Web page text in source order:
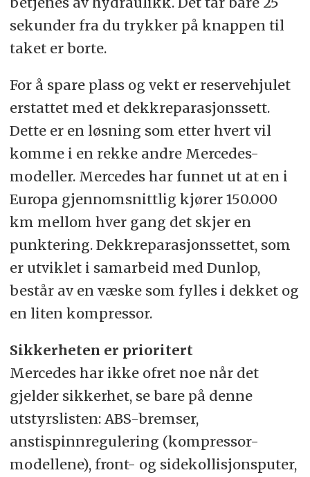
sekunder fra du trykker på knappen til
taket er borte.
For å spare plass og vekt er reservehjulet
erstattet med et dekkreparasjonssett.
Dette er en løsning som etter hvert vil
komme i en rekke andre Mercedes-
modeller. Mercedes har funnet ut at en i
Europa gjennomsnittlig kjører 150.000
km mellom hver gang det skjer en
punktering. Dekkreparasjonssettet, som
er utviklet i samarbeid med Dunlop,
består av en væske som fylles i dekket og
en liten kompressor.
Sikkerheten er prioritert
Mercedes har ikke ofret noe når det
gjelder sikkerhet, se bare på denne
utstyrslisten: ABS-bremser,
anstispinnregulering (kompressor-
modellene), front- og sidekollisjonsputer,